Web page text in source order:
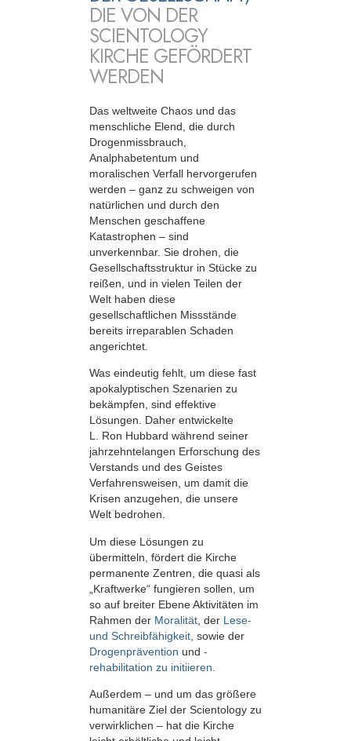
DIE VON DER
SCIENTOLOGY
KIRCHE GEFÖRDERT
WERDEN
Das weltweite Chaos und das
menschliche Elend, die durch
Drogenmissbrauch,
Analphabetentum und
moralischen Verfall hervorgerufen
werden – ganz zu schweigen von
natürlichen und durch den
Menschen geschaffene
Katastrophen – sind
unverkennbar. Sie drohen, die
Gesellschaftsstruktur in Stücke zu
reißen, und in vielen Teilen der
Welt haben diese
gesellschaftlichen Missstände
bereits irreparablen Schaden
angerichtet.
Was eindeutig fehlt, um diese fast
apokalyptischen Szenarien zu
bekämpfen, sind effektive
Lösungen. Daher entwickelte
L. Ron Hubbard während seiner
jahrzehntelangen Erforschung des
Verstands und des Geistes
Verfahrensweisen, um damit die
Krisen anzugehen, die unsere
Welt bedrohen.
Um diese Lösungen zu
übermitteln, fördert die Kirche
permanente Zentren, die quasi als
„Kraftwerke“ fungieren sollen, um
so auf breiter Ebene Aktivitäten im
Rahmen der Moralität , der Lese-
und Schreibfähigkeit , sowie der
Drogenprävention und -
rehabilitation zu initiieren.
Außerdem – und um das größere
humanitäre Ziel der Scientology zu
verwirklichen – hat die Kirche